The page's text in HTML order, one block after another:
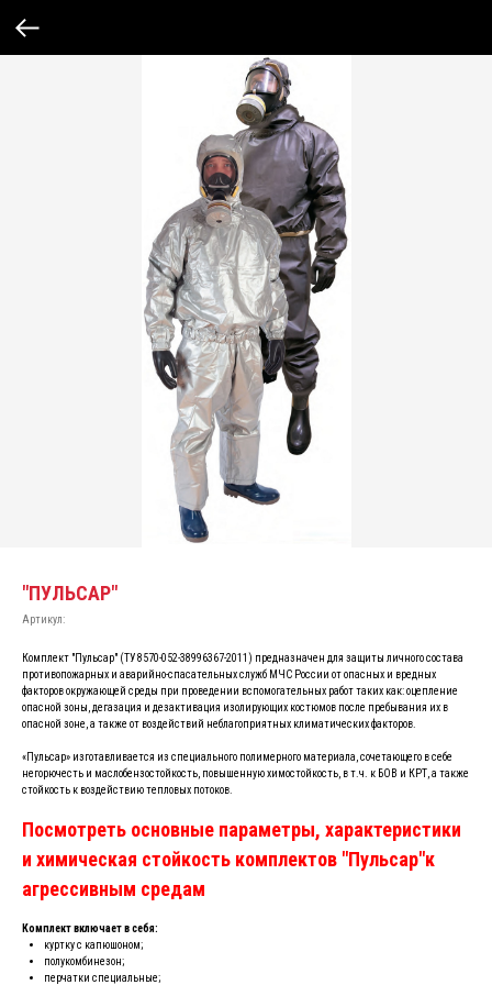
"ПУЛЬСАР"
Артикул:
Комплект "Пульсар" (ТУ 8570-052-38996367-2011) предназначен для защиты личного состава
противопожарных и аварийно-спасательных служб МЧС России от опасных и вредных
факторов окружающей среды при проведении вспомогательных работ таких как: оцепление
опасной зоны, дегазация и дезактивация изолирующих костюмов после пребывания их в
опасной зоне, а также от воздействий неблагоприятных климатических факторов.
«Пульсар» изготавливается из специального полимерного материала, сочетающего в себе
негорючесть и маслобензостойкость, повышенную химостойкость, в т.ч. к БОВ и КРТ, а также
стойкость к воздействию тепловых потоков.
Посмотреть основные параметры, характеристики
и химическая стойкость комплектов "Пульсар"к
агрессивным средам
Комплект включает в себя:
куртку с капюшоном;
полукомбинезон;
перчатки специальные;